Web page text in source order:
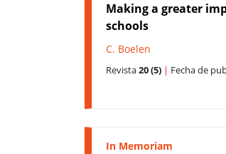
Making a greater
schools
C. Boelen
Revista20 (5) | Fecha de
In Memoriam